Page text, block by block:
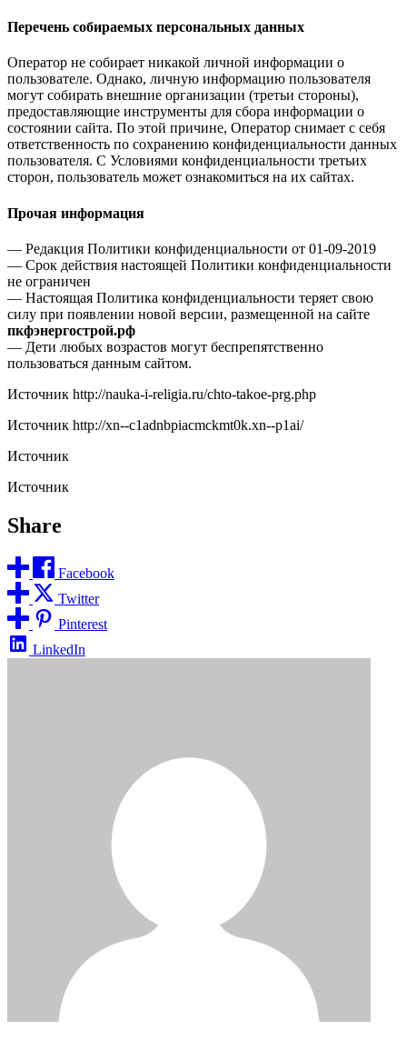
Перечень собираемых персональных данных
Оператор не собирает никакой личной информации о
пользователе. Однако, личную информацию пользователя
могут собирать внешние организации (третьи стороны),
предоставляющие инструменты для сбора информации о
состоянии сайта. По этой причине, Оператор снимает с себя
ответственность по сохранению конфиденциальности данных
пользователя. С Условиями конфиденциальности третьих
сторон, пользователь может ознакомиться на их сайтах.
Прочая информация
— Редакция Политики конфиденциальности от 01-09-2019
— Срок действия настоящей Политики конфиденциальности
не ограничен
— Настоящая Политика конфиденциальности теряет свою
силу при появлении новой версии, размещенной на сайте
пкфэнергострой.рф
— Дети любых возрастов могут беспрепятственно
пользоваться данным сайтом.
Источник http://nauka-i-religia.ru/chto-takoe-prg.php
Источник http://xn--c1adnbpiacmckmt0k.xn--p1ai/
Источник
Источник
Share
Facebook
Twitter
Pinterest
LinkedIn